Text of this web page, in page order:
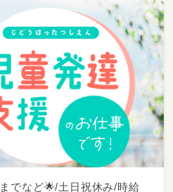
ても大丈夫！
トしたスタッフがほとんど。
します。
ありません。
過ごせるように
したり、
ーム等で自立を支援！
テップを見逃さず
をかけて
る子ども達の、
緒になって
までなど🌟/土日祝休み/時給